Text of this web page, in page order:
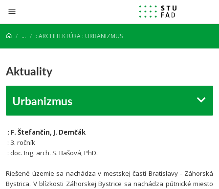
Prejsť na obsah
... : ARCHITEKTÚRA : URBANIZMUS
Aktuality
Urbanizmus
: F. Štefančin, J. Demčák
: 3. ročník
: doc. Ing. arch. S. Bašová, PhD.
Riešené územie sa nachádza v mestskej časti Bratislavy - Záhorská
Bystrica. V blízkosti Záhorskej Bystrice sa nachádza pútnické miesto